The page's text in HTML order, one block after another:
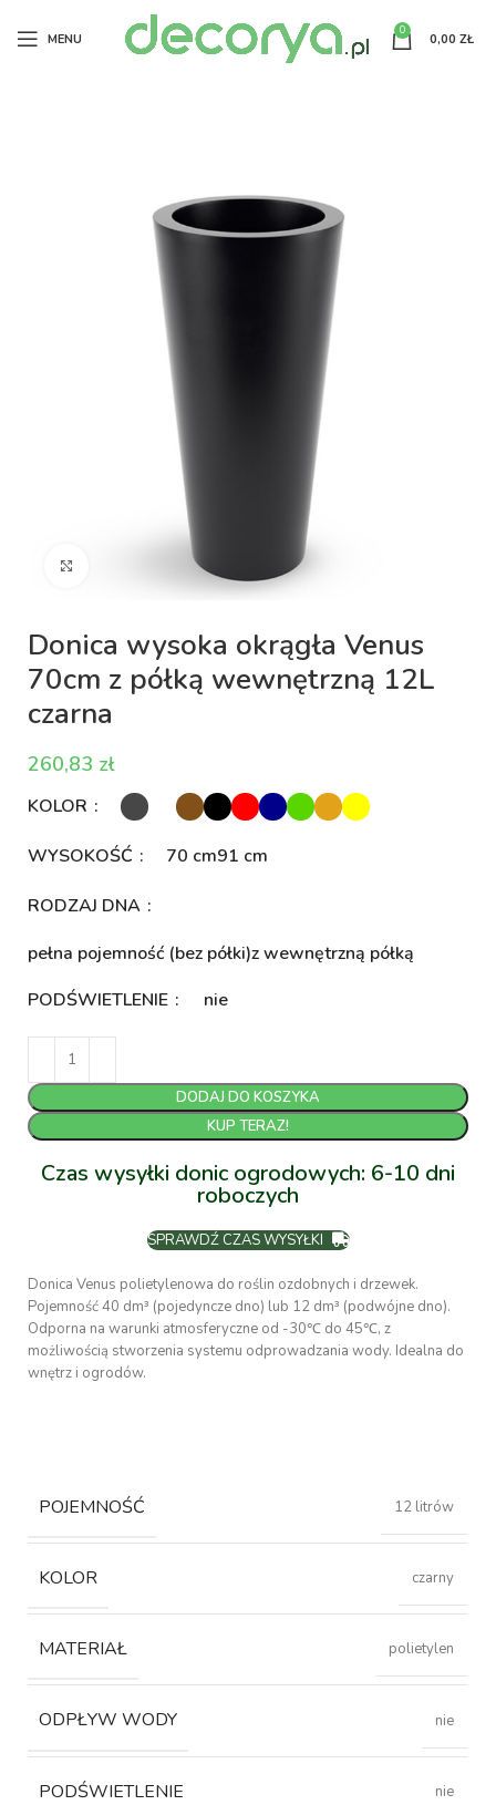
MENU
0
0,00 ZŁ
Kliknij aby powiększyć
Donica wysoka okrągła Venus
70cm z półką wewnętrzną 12L
czarna
zł
KOLOR
WYSOKOŚĆ 70 cm91 cm
RODZAJ DNA
pełna pojemność (bez półki)z wewnętrzną półką
PODŚWIETLENIE
nie
DODAJ DO KOSZYKA
KUP TERAZ!
Czas wysyłki donic ogrodowych: 6-10 dni
roboczych
SPRAWDŹ CZAS WYSYŁKI
Donica Venus polietylenowa do roślin ozdobnych i drzewek.
Pojemność 40 dm³ (pojedyncze dno) lub 12 dm³ (podwójne dno).
Odporna na warunki atmosferyczne od -30℃ do 45℃, z
możliwością stworzenia systemu odprowadzania wody. Idealna do
wnętrz i ogrodów.
POJEMNOŚĆ 12 litrów
KOLOR czarny
MATERIAŁ polietylen
ODPŁYW WODY nie
PODŚWIETLENIE nie